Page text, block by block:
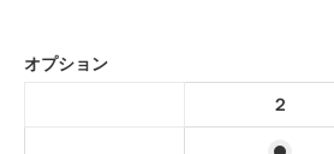
GRAYGE
SOLD
オプション
２